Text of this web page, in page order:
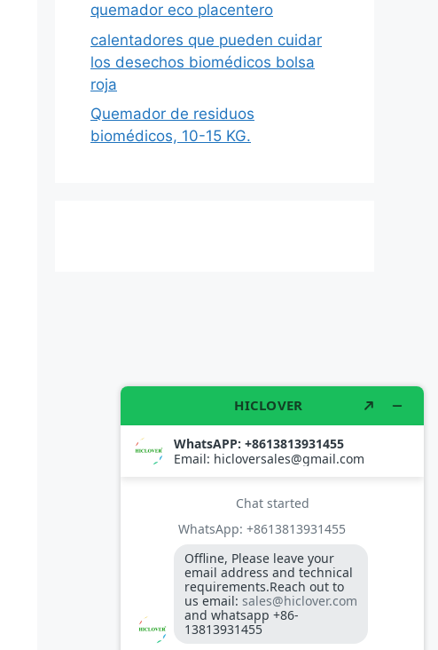
quemador eco placentero
calentadores que pueden cuidar
los desechos biomédicos bolsa
roja
Quemador de residuos
biomédicos, 10-15 KG.